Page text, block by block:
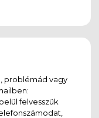
problémád vagy
felvesszük